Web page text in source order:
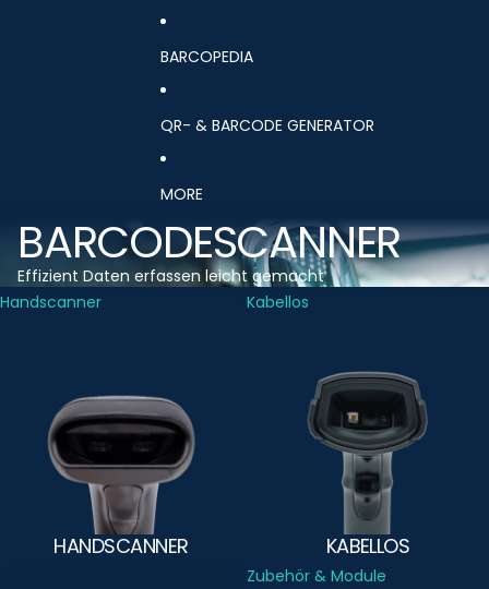
BARCOPEDIA
QR- & BARCODE GENERATOR
MORE
BARCODESCANNER
Effizient Daten erfassen leicht gemacht
Handscanner
HANDSCANNER
Kabellos
KABELLOS
Zubehör & Module